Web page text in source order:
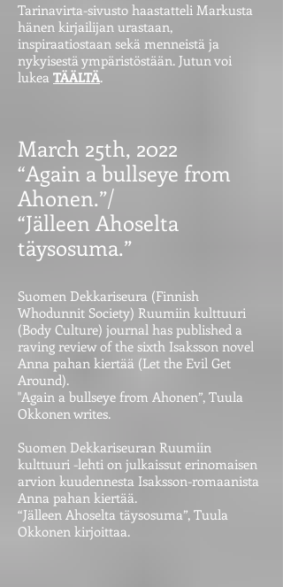
Tarinavirta-sivusto haastatteli Markusta
hänen kirjailijan urastaan,
inspiraatiostaan sekä menneistä ja
nykyisestä ympäristöstään. Jutun voi
lukea TÄÄLTÄ.
March 25th, 2022
“Again a bullseye from
Ahonen.”/
“Jälleen Ahoselta
täysosuma.”
Suomen Dekkariseura (Finnish
Whodunnit Society) Ruumiin kulttuuri
(Body Culture) journal has published a
raving review of the sixth Isaksson novel
Anna pahan kiertää (Let the Evil Get
Around).
"Again a bullseye from Ahonen”, Tuula
Okkonen writes.
Suomen Dekkariseuran Ruumiin
kulttuuri -lehti on julkaissut erinomaisen
arvion kuudennesta Isaksson-romaanista
Anna pahan kiertää.
“Jälleen Ahoselta täysosuma”, Tuula
Okkonen kirjoittaa.